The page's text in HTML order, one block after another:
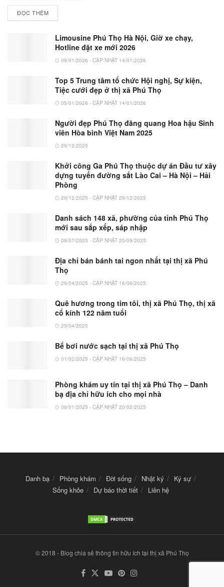
ĐỌC THÊM
Limousine Phú Thọ Hà Nội, Giờ xe chạy,
Hotline đặt xe mới 2026
09/01/2026 - CẬP NHẬT 14/01/2026
Top 5 Trung tâm tổ chức Hội nghị, Sự kiện,
Tiệc cưới đẹp ở thị xã Phú Thọ
05/01/2026 - CẬP NHẬT 14/01/2026
Người đẹp Phú Thọ đăng quang Hoa hậu Sinh
viên Hòa bình Việt Nam 2025
29/12/2025
Khởi công Ga Phú Thọ thuộc dự án Đầu tư xây
dựng tuyến đường sắt Lào Cai – Hà Nội – Hải
Phòng
20/12/2025 - CẬP NHẬT 29/12/2025
Danh sách 148 xã, phường của tỉnh Phú Thọ
mới sau sắp xếp, sáp nhập
08/07/2025 - CẬP NHẬT 25/09/2025
Địa chỉ bán bánh tai ngon nhất tại thị xã Phú
Thọ
29/04/2025 - CẬP NHẬT 16/06/2025
Quê hương trong tim tôi, thị xã Phú Thọ, thị xã
cổ kính 122 năm tuổi
25/04/2025
Bể bơi nước sạch tại thị xã Phú Thọ
01/02/2025 - CẬP NHẬT 16/06/2025
Phòng khám uy tín tại thị xã Phú Thọ – Danh
bạ địa chỉ hữu ích cho mọi nhà
06/01/2025 - CẬP NHẬT 20/02/2025
Danh bạ Phòng khám Đời sống Nhật ký
Ký sự
Sống khỏe
Dự báo thời tiết Liên hệ
© 2018 - Blog chia sẻ thông tin hữu ích tại thị xã Phú Thọ